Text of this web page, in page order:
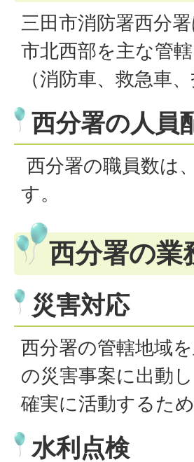
三田市消防署西分
市北西部を主な管
（消防車、救急車
西分署の人員
西分署の職員数は
す。
西分署の業
災害対応
西分署の管轄地域
の災害事案に出動
確実に活動するた
水利点検